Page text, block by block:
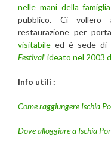
nelle mani della
pubblico. Ci
restaurazione per
visitabile ed è sede di
Festival’ideato nel 2003
Info utili :
Come raggiungere Ischia
Dove alloggiare a Ischia